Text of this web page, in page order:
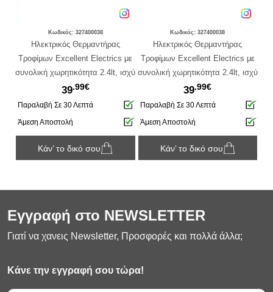
Κωδικός: 327400038
Ηλεκτρικός Θερμαντήρας
Τροφίμων Excellent Electrics με
συνολική χωρητικότητα 2.4lt, ισχύ
200W και διαστάσεις
41.2x39x15cm
39.99€
Παραλαβή Σε 30 Λεπτά
Άμεση Αποστολή
Κάν’ το δικό σου
Κωδικός: 327400038
Ηλεκτρικός Θερμαντήρας
Τροφίμων Excellent Electrics με
συνολική χωρητικότητα 2.4lt, ισχύ
200W και διαστάσεις
41.2x39x15cm
39.99€
Παραλαβή Σε 30 Λεπτά
Άμεση Αποστολή
Κάν’ το δικό σου
Εγγραφή στο NEWSLETTER
Γιατί να χανεις Newsletter, Προσφορές και πολλά άλλα;
Κάνε την εγγραφή σου τώρα!